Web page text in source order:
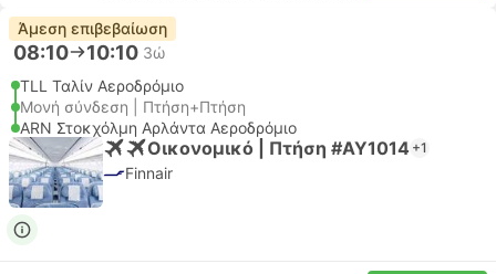
Άμεση επιβεβαίωση
08:10 10:10 3ώ
TLL Ταλίν Αεροδρόμιο
Μονή σύνδεση | Πτήση+Πτήση
ARN Στοκχόλμη Αρλάντα Αεροδρόμιο
Οικονομικό | Πτήση #AY1014 +1
Finnair